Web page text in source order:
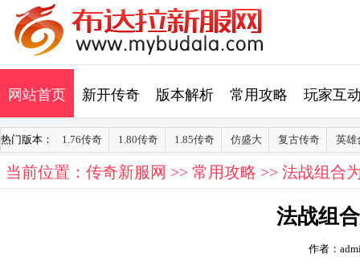
网站首页 新开传奇 版本解析 常用攻略 玩家互
热门版本： 1.76传奇 1.80传奇 1.85传奇 仿盛大 复古传奇 英雄
当前位置： 传奇新服网 >> 常用攻略 >> 法战组合
法战组
作者：